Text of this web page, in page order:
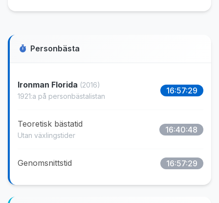
Personbästa
Ironman Florida (2016)
1921:a på personbästalistan
16:57:29
Teoretisk bästatid
Utan växlingstider
16:40:48
Genomsnittstid 16:57:29